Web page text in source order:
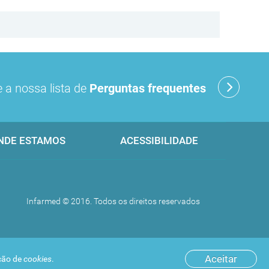
Aceitar
decookies.
a nossa lista de Perguntas frequentes
ESTAMOS ACESSIBILIDADE
Infarmed © 2016. Todos os direitos reservados